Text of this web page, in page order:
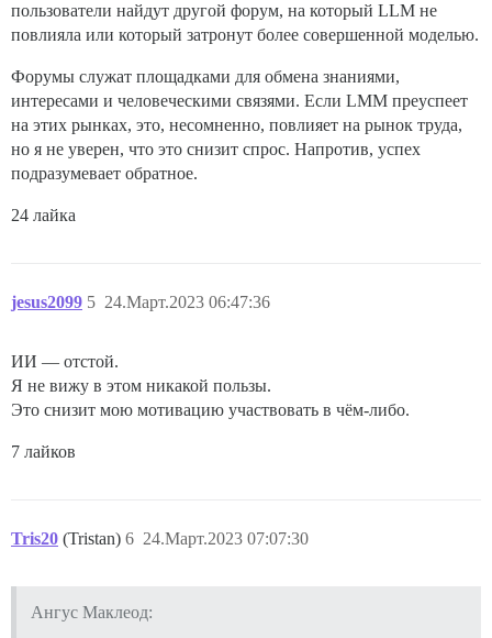
пользователи найдут другой форум, на который LLM не
повлияла или который затронут более совершенной моделью.
Форумы служат площадками для обмена знаниями,
интересами и человеческими связями. Если LMM преуспеет
на этих рынках, это, несомненно, повлияет на рынок труда,
но я не уверен, что это снизит спрос. Напротив, успех
подразумевает обратное.
24 лайка
jesus2099 24.Март.2023 06:47:36
5
ИИ — отстой.
Я не вижу в этом никакой пользы.
Это снизит мою мотивацию участвовать в чём-либо.
7 лайков
Tris20 (Tristan) 24.Март.2023 07:07:30
6
Ангус Маклеод: